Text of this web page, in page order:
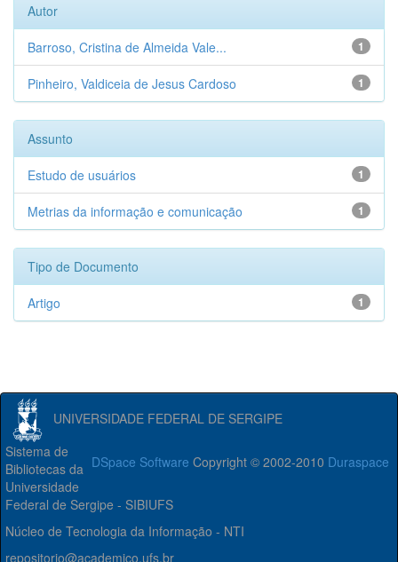
Autor
1
Barroso, Cristina de Almeida Vale...
1
Pinheiro, Valdiceia de Jesus Cardoso
Assunto
1
Estudo de usuários
1
Metrias da informação e comunicação
Tipo de Documento
1
Artigo
UNIVERSIDADE FEDERAL DE SERGIPE
DSpace Software Copyright © 2002-2010 Duraspace
Sistema de
Bibliotecas da
Universidade
Federal de Sergipe - SIBIUFS
Núcleo de Tecnologia da Informação - NTI
repositorio@academico.ufs.br